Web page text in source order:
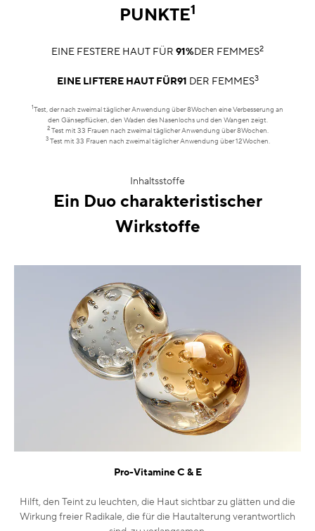
PUNKTE1
EINE FESTERE HAUT FÜR 91%DER FEMMES2
EINE LIFTERE HAUT FÜR91 DER FEMMES3
1Test, der nach zweimal täglicher Anwendung über 8Wochen eine Verbesserung an
den Gänsepflücken, den Waden des Nasenlochs und den Wangen zeigt.
2Test mit 33 Frauen nach zweimal täglicher Anwendung über 8Wochen.
3Test mit 33 Frauen nach zweimal täglicher Anwendung über 12Wochen.
Inhaltsstoffe
Ein Duo charakteristischer
Wirkstoffe
Pro-Vitamine C & E
Hilft, den Teint zu leuchten, die Haut sichtbar zu glätten und die
Wirkung freier Radikale, die für die Hautalterung verantwortlich